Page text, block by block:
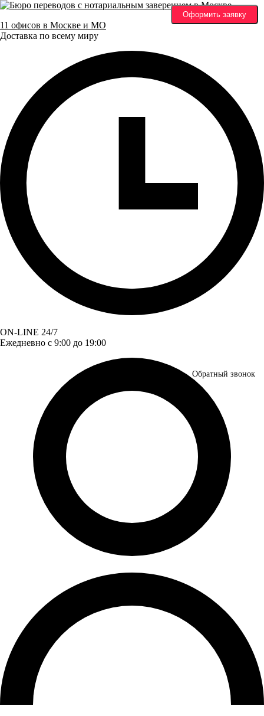
11 офисов в Москве и МО
Доставка по всему миру
ON-LINE 24/7
Ежедневно с 9:00 до 19:00
Оформить заявку
Обратный звонок